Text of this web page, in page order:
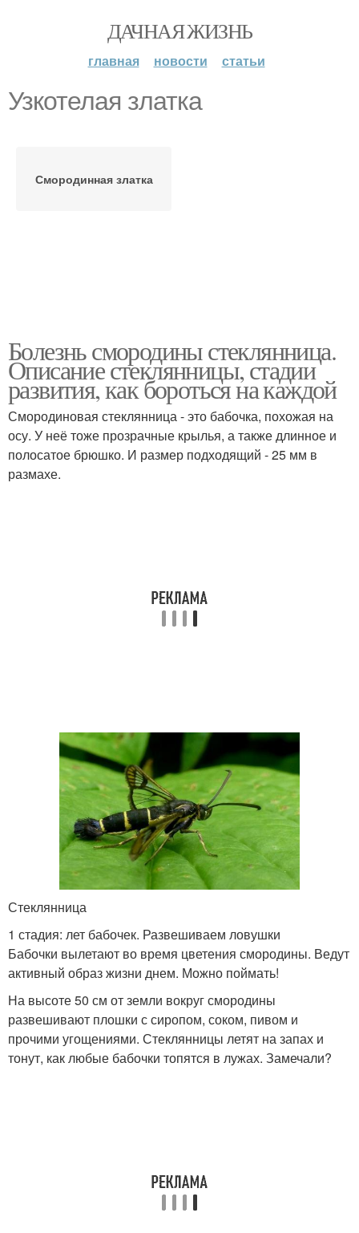
ДАЧНАЯ ЖИЗНЬ
главная новости статьи
Узкотелая златка
Смородинная златка
Болезнь смородины стеклянница.
Описание стеклянницы, стадии
развития, как бороться на каждой
Смородиновая стеклянница - это бабочка, похожая на
осу. У неё тоже прозрачные крылья, а также длинное и
полосатое брюшко. И размер подходящий - 25 мм в
размахе.
Стеклянница
1 стадия: лет бабочек. Развешиваем ловушки
Бабочки вылетают во время цветения смородины. Ведут
активный образ жизни днем. Можно поймать!
На высоте 50 см от земли вокруг смородины
развешивают плошки с сиропом, соком, пивом и
прочими угощениями. Стеклянницы летят на запах и
тонут, как любые бабочки топятся в лужах. Замечали?